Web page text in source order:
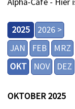
2025
2026 >
JAN
FEB MRZ
OKT
NOV DEZ
OKTOBER 2025